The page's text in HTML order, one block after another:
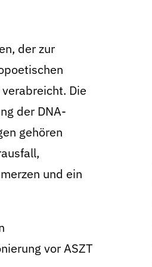
der zur
Die
der DNA-
gehören
und ein
vor ASZT